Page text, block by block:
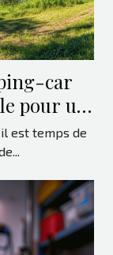
car
pour un
est temps de